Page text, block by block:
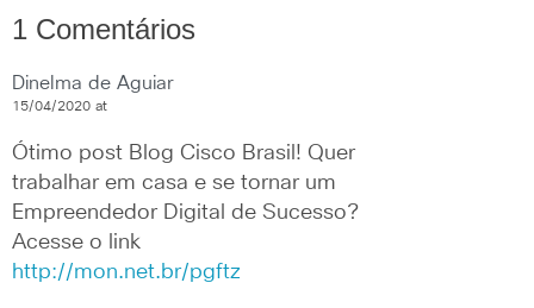
1 Comentários
Dinelma de Aguiar
15/04/2020 at
Ótimo post Blog Cisco Brasil! Quer
trabalhar em casa e se tornar um
Empreendedor Digital de Sucesso?
http://mon.net.br/pgftz